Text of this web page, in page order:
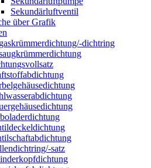
Sekundärluftventil
über Grafik
dichtring
satz